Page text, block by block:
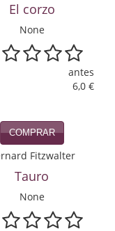
El corzo
None
antes
6,0 €
COMPRAR
Fitzwalter
Tauro
None